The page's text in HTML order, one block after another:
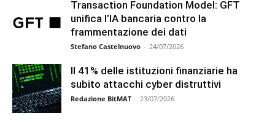
Transaction Foundation Model: GFT
unifica l’IA bancaria contro la
frammentazione dei dati
Stefano Castelnuovo - 24/07/2026
Il 41% delle istituzioni finanziarie ha
subito attacchi cyber distruttivi
Redazione BitMAT - 23/07/2026